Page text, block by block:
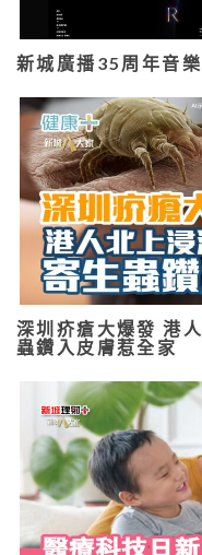
新城廣播35周年音
深圳疥瘡大爆發 港
蟲鑽入皮膚惹全家